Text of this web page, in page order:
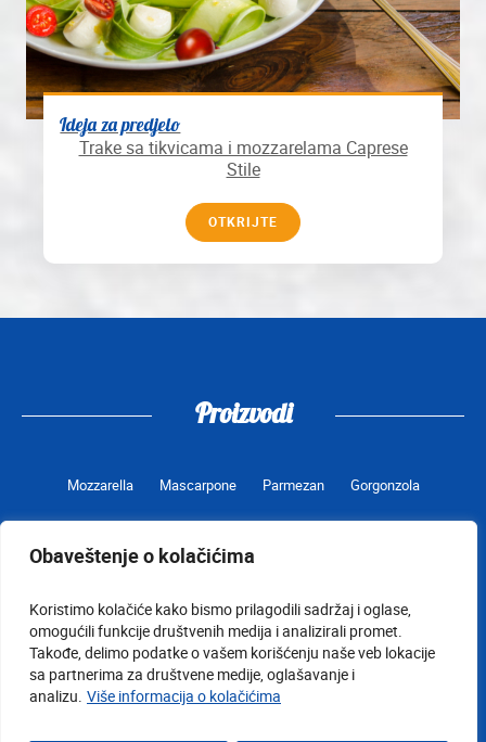
Obaveštenje o kolačićima
Koristimo kolačiće kako bismo prilagodili sadržaj i oglase,
omogućili funkcije društvenih medija i analizirali promet.
Takođe, delimo podatke o vašem korišćenju naše veb lokacije
sa partnerima za društvene medije, oglašavanje i
analizu. Više informacija o kolačićima
Ideja za predjelo
Trake sa tikvicama i mozzarelama Caprese
Stile
OTKRIJTE
Proizvodi
Mozzarella Mascarpone Parmezan Gorgonzola
Dekleracija o proizvodu
Politika zaštite privatnosti Lact@Lert
Galbani
surFacebook
Galbani
surYoutube
Galbani